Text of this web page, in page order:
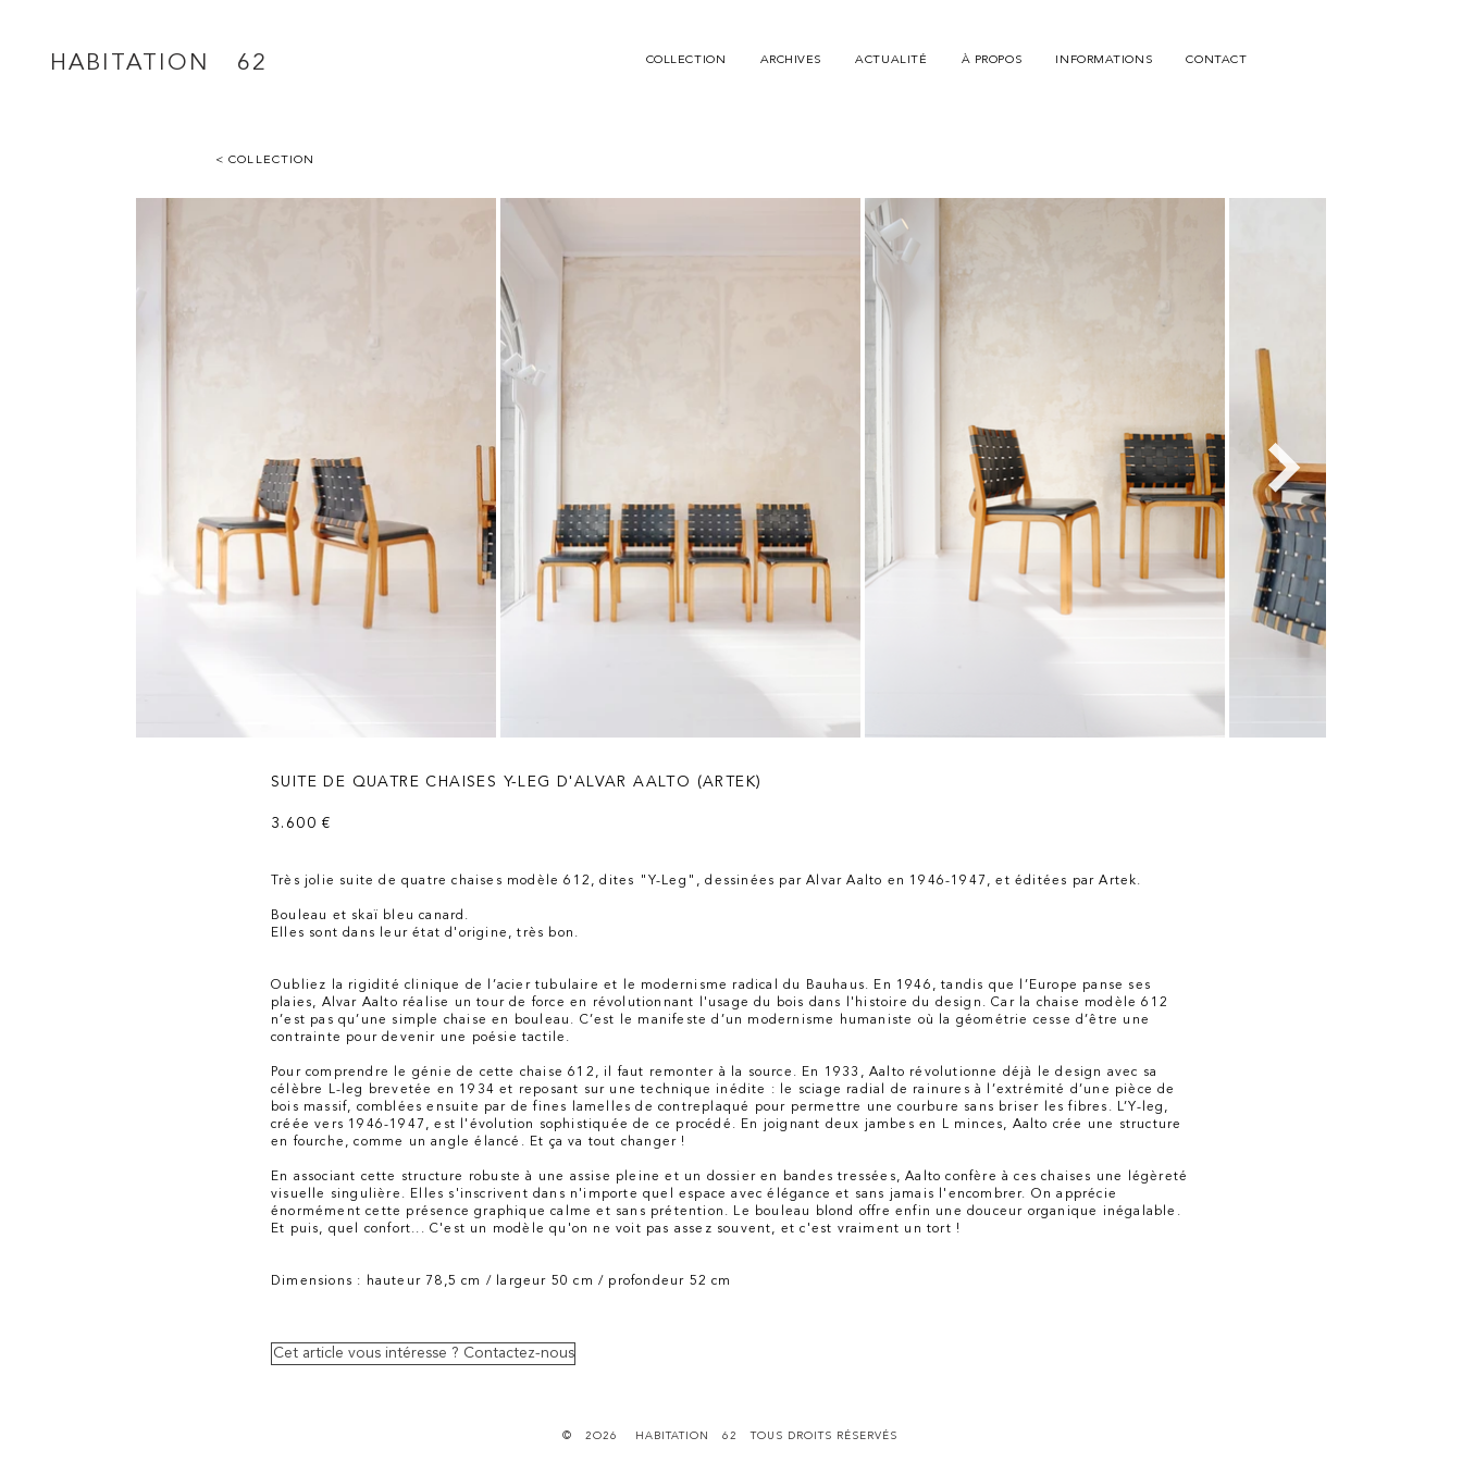
HABITATION 62 COLLECTION ARCHIVES ACTUALITÉ À PROPOS INFORMATIONS CONTACT
< COLLECTION
SUITE DE QUATRE CHAISES Y-LEG D'ALVAR AALTO (ARTEK)
3.600 €
Très jolie suite de quatre chaises modèle 612, dites "Y-Leg", dessinées par Alvar Aalto en 1946-1947, et éditées par Artek.
Bouleau et skaï bleu canard.
Elles sont dans leur état d'origine, très bon.
Oubliez la rigidité clinique de l’acier tubulaire et le modernisme radical du Bauhaus. En 1946, tandis que l’Europe panse ses
plaies, Alvar Aalto réalise un tour de force en révolutionnant l'usage du bois dans l'histoire du design. Car la chaise modèle 612
n’est pas qu’une simple chaise en bouleau. C’est le manifeste d’un modernisme humaniste où la géométrie cesse d’être une
contrainte pour devenir une poésie tactile.
Pour comprendre le génie de cette chaise 612, il faut remonter à la source. En 1933, Aalto révolutionne déjà le design avec sa
célèbre L-leg brevetée en 1934 et reposant sur une technique inédite : le sciage radial de rainures à l’extrémité d’une pièce de
bois massif, comblées ensuite par de fines lamelles de contreplaqué pour permettre une courbure sans briser les fibres. L’Y-leg,
créée vers 1946-1947, est l'évolution sophistiquée de ce procédé. En joignant deux jambes en L minces, Aalto crée une structure
en fourche, comme un angle élancé. Et ça va tout changer !
En associant cette structure robuste à une assise pleine et un dossier en bandes tressées, Aalto confère à ces chaises une légèreté
visuelle singulière. Elles s'inscrivent dans n'importe quel espace avec élégance et sans jamais l'encombrer. On apprécie
énormément cette présence graphique calme et sans prétention. Le bouleau blond offre enfin une douceur organique inégalable.
Et puis, quel confort... C'est un modèle qu'on ne voit pas assez souvent, et c'est vraiment un tort !
Dimensions : hauteur 78,5 cm / largeur 50 cm / profondeur 52 cm
Cet article vous intéresse ? Contactez-nous
© 2O26 HABITATION 62 TOUS DROITS RÉSERVÉS